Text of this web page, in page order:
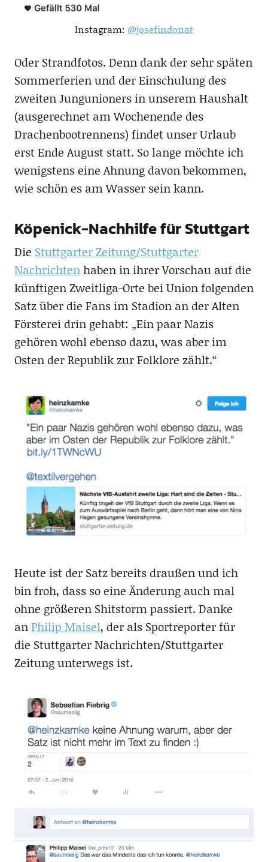
Instagram: @josefindonat
Oder Strandfotos. Denn dank der sehr späten
Sommerferien und der Einschulung des
zweiten Jungunioners in unserem Haushalt
(ausgerechnet am Wochenende des
Drachenbootrennens) findet unser Urlaub
erst Ende August statt. So lange möchte ich
wenigstens eine Ahnung davon bekommen,
wie schön es am Wasser sein kann.
Köpenick-Nachhilfe für Stuttgart
Die Stuttgarter Zeitung/Stuttgarter
Nachrichtenhaben in ihrer Vorschau auf die
künftigen Zweitliga-Orte bei Union folgenden
Satz über die Fans im Stadion an der Alten
Försterei drin gehabt: „Ein paar Nazis
gehören wohl ebenso dazu, was aber im
Osten der Republik zur Folklore zählt.“
Heute ist der Satz bereits draußen und ich
bin froh, dass so eine Änderung auch mal
ohne größeren Shitstorm passiert. Danke
anPhilip Maisel, der als Sportreporter für
die Stuttgarter Nachrichten/Stuttgarter
Zeitung unterwegs ist.